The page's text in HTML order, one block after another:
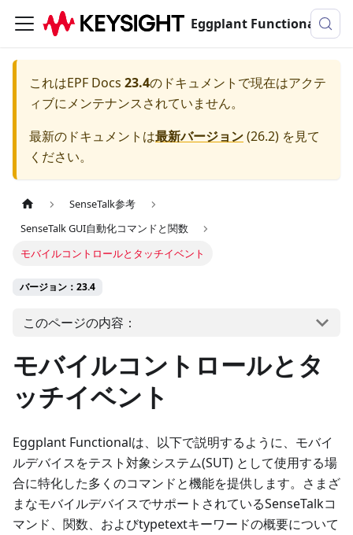
Eggplant Functionalのドキュメンテーション
これはEPF Docs 23.4のドキュメントで現在はアクテ
ィブにメンテナンスされていません。
最新のドキュメントは最新バージョン(26.2) を見て
ください。
SenseTalk参考
SenseTalk GUI自動化コマンドと関数
モバイルコントロールとタッチイベント
バージョン：23.4
このページの内容：
モバイルコントロールとタ
ッチイベント
Eggplant Functionalは、以下で説明するように、モバイ
ルデバイスをテスト対象システム(SUT) として使用する場
合に特化した多くのコマンドと機能を提供します。さまざ
まなモバイルデバイスでサポートされているSenseTalkコ
マンド、関数、およびtypetextキーワードの概要について